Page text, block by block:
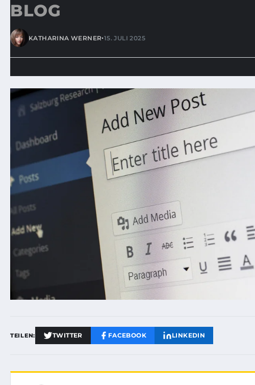
BLOG
KATHARINA WERNER•15. JULI 2025
TEILEN: TWITTER FACEBOOK LINKEDIN